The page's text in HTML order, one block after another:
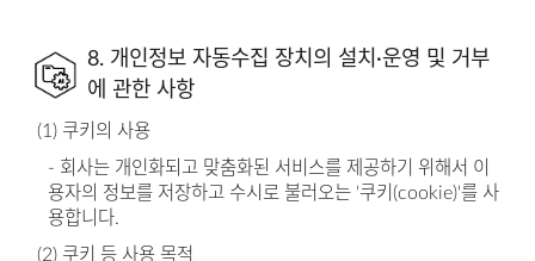
8. 개인정보 자동수집 장치의 설치·운영 및 거부
에 관한 사항
(1) 쿠키의 사용
- 회사는 개인화되고 맞춤화된 서비스를 제공하기 위해서 이
용자의 정보를 저장하고 수시로 불러오는 '쿠키(cookie)'를 사
용합니다.
(2) 쿠키 등 사용 목적